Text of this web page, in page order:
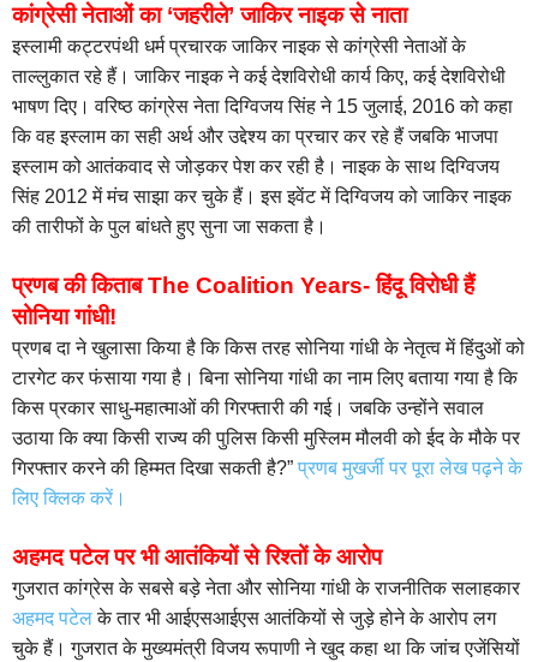
कांग्रेसी नेताओं का ‘जहरीले’ जाकिर नाइक से नाता
इस्लामी कट्टरपंथी धर्म प्रचारक जाकिर नाइक से कांग्रेसी नेताओं के
ताल्लुकात रहे हैं। जाकिर नाइक ने कई देशविरोधी कार्य किए, कई देशविरोधी
भाषण दिए। वरिष्ठ कांग्रेस नेता दिग्विजय सिंह ने 15 जुलाई, 2016 को कहा
कि वह इस्लाम का सही अर्थ और उद्देश्य का प्रचार कर रहे हैं जबकि भाजपा
इस्लाम को आतंकवाद से जोड़कर पेश कर रही है। नाइक के साथ दिग्विजय
सिंह 2012 में मंच साझा कर चुके हैं। इस इवेंट में दिग्विजय को जाकिर नाइक
की तारीफों के पुल बांधते हुए सुना जा सकता है।
प्रणब की किताब The Coalition Years- हिंदू विरोधी हैं
सोनिया गांधी!
प्रणब दा ने खुलासा किया है कि किस तरह सोनिया गांधी के नेतृत्व में हिंदुओं को
टारगेट कर फंसाया गया है। बिना सोनिया गांधी का नाम लिए बताया गया है कि
किस प्रकार साधु-महात्माओं की गिरफ्तारी की गई। जबकि उन्होंने सवाल
उठाया कि क्या किसी राज्य की पुलिस किसी मुस्लिम मौलवी को ईद के मौके पर
गिरफ्तार करने की हिम्मत दिखा सकती है?” प्रणब मुखर्जी पर पूरा लेख पढ़ने के
लिए क्लिक करें।
अहमद पटेल पर भी आतंकियों से रिश्तों के आरोप
गुजरात कांग्रेस के सबसे बड़े नेता और सोनिया गांधी के राजनीतिक सलाहकार
अहमद पटेलके तार भी आईएसआईएस आतंकियों से जुड़े होने के आरोप लग
चुके हैं। गुजरात के मुख्यमंत्री विजय रूपाणी ने खुद कहा था कि जांच एजेंसियों